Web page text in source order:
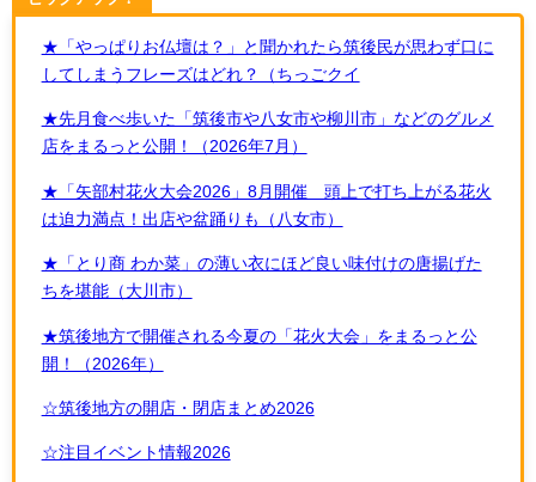
★「やっぱりお仏壇は？」と聞かれたら筑後民が思わず口に
してしまうフレーズはどれ？（ちっごクイ
★先月食べ歩いた「筑後市や八女市や柳川市」などのグルメ
店をまるっと公開！（2026年7月）
★「矢部村花火大会2026」8月開催 頭上で打ち上がる花火
は迫力満点！出店や盆踊りも（八女市）
★「とり商 わか菜」の薄い衣にほど良い味付けの唐揚げた
ちを堪能（大川市）
★筑後地方で開催される今夏の「花火大会」をまるっと公
開！（2026年）
☆筑後地方の開店・閉店まとめ2026
☆注目イベント情報2026